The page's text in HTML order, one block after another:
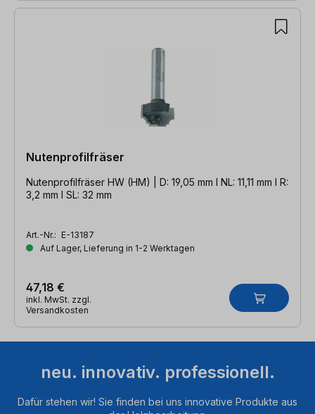
Nutenprofilfräser
Nutenprofilfräser HW (HM) | D: 19,05 mm l NL: 11,11 mm l R:
3,2 mm l SL: 32 mm
Art.-Nr.: E-13187
Auf Lager, Lieferung in 1-2 Werktagen
47,18 €
inkl. MwSt. zzgl.
Versandkosten
neu. innovativ. professionell.
Dafür stehen wir! Sie finden bei uns innovative Produkte aus